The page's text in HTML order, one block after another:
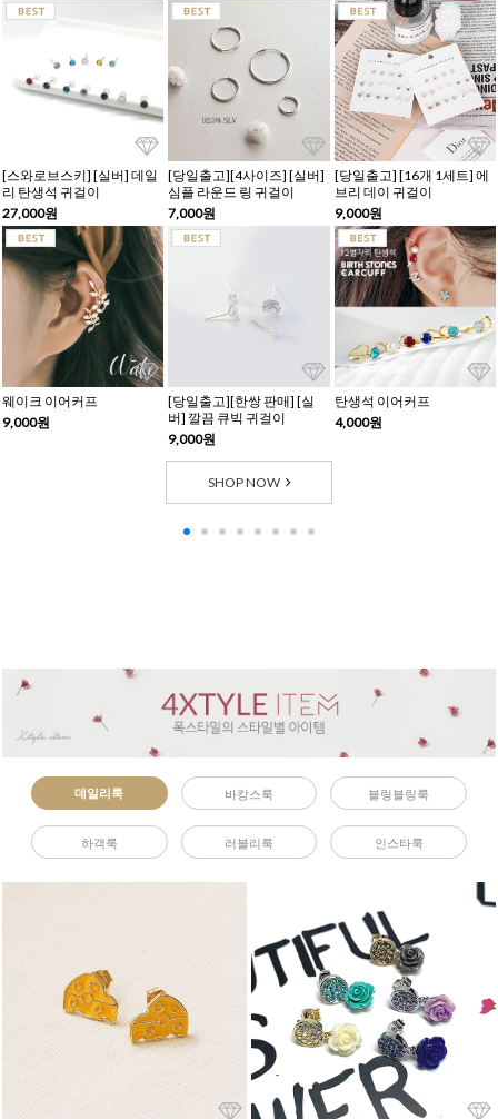
[스와로브스키] [실버] 데일
리 탄생석 귀걸이
27,000원
[당일출고][4사이즈] [실버]
심플 라운드 링 귀걸이
7,000원
[당일출고] [16개 1세트] 에
브리 데이 귀걸이
9,000원
웨이크 이어커프
9,000원
[당일출고][한쌍 판매] [실
버] 깔끔 큐빅 귀걸이
9,000원
탄생석 이어커프
4,000원
SHOP NOW
데일리룩 바캉스룩 블링블링룩
하객룩 러블리룩 인스타룩